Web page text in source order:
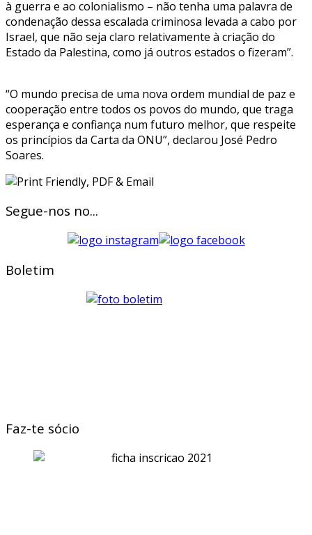
à guerra e ao colonialismo – não tenha uma palavra de
condenação dessa escalada criminosa levada a cabo por
Israel, que não seja claro relativamente à criação do
Estado da Palestina, como já outros estados o fizeram”.
“O mundo precisa de uma nova ordem mundial de paz e
cooperação entre todos os povos do mundo, que traga
esperança e confiança num futuro melhor, que respeite
os princípios da Carta da ONU”, declarou José Pedro
Soares.
Segue-nos no...
Boletim
Faz-te sócio